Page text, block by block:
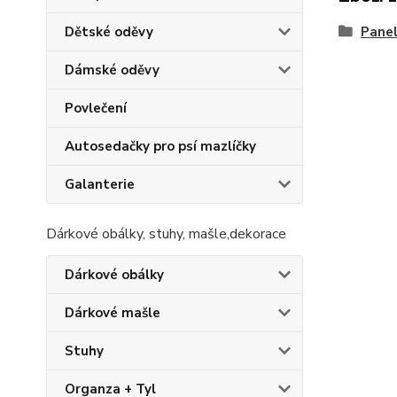
Dětské oděvy
Dámské oděvy
Povlečení
Autosedačky pro psí mazlíčky
Galanterie
Dárkové obálky, stuhy, mašle,dekorace
Dárkové obálky
Dárkové mašle
Stuhy
Organza + Tyl